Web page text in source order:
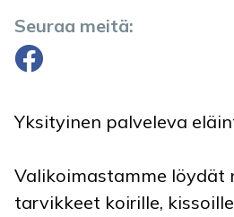
Seuraa meitä:
Facebook
Yksityinen palveleva
Valikoimastamme löydät
tarvikkeet koirille,